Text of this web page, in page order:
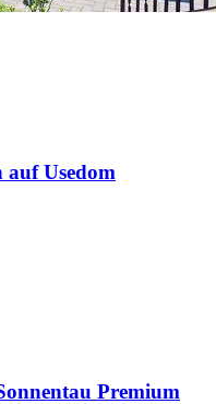
Usedom
Premium